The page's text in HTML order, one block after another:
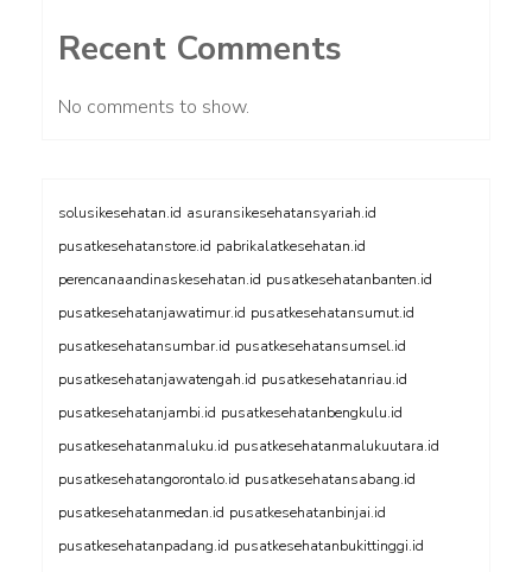
Recent Comments
No comments to show.
solusikesehatan.id asuransikesehatansyariah.id
pusatkesehatanstore.id pabrikalatkesehatan.id
perencanaandinaskesehatan.id pusatkesehatanbanten.id
pusatkesehatanjawatimur.id pusatkesehatansumut.id
pusatkesehatansumbar.id pusatkesehatansumsel.id
pusatkesehatanjawatengah.id pusatkesehatanriau.id
pusatkesehatanjambi.id pusatkesehatanbengkulu.id
pusatkesehatanmaluku.id pusatkesehatanmalukuutara.id
pusatkesehatangorontalo.id pusatkesehatansabang.id
pusatkesehatanmedan.id pusatkesehatanbinjai.id
pusatkesehatanpadang.id pusatkesehatanbukittinggi.id